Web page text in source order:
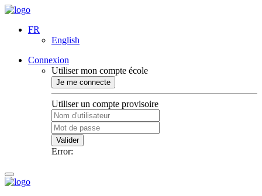
FR
English
Connexion
Utiliser mon compte école
Je me connecte
Utiliser un compte provisoire
Valider
Error: